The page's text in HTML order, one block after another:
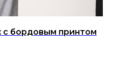
с бордовым принтом